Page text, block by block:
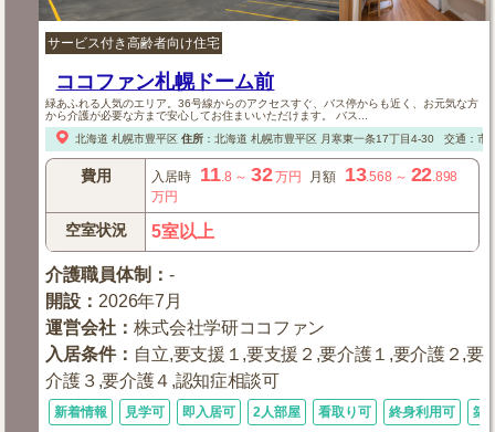
サービス付き高齢者向け住宅
ココファン札幌ドーム前
緑あふれる人気のエリア。36号線からのアクセスすぐ、バス停からも近く、お元気な方
から介護が必要な方まで安心してお住まいいただけます。 バス...
北海道 札幌市豊平区 住所： 北海道 札幌市豊平区月寒東一条17丁目4-30 交通：市
費用 入居時 11 .8 ～ 32万円 月額 13.568 ～ 22 .898
万円
空室状況 5室以上
介護職員体制 ：-
開設 ： 2026年7月
運営会社 ：株式会社学研ココファン
入居条件： 自立,要支援１,要支援２,要介護１,要介護２,要
介護３,要介護４,認知症相談可
新着情報 見学可 即入居可 2人部屋 看取り可 終身利用可 築